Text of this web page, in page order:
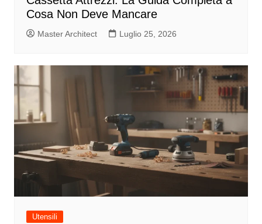
Cosa Non Deve Mancare
Master Architect Luglio 25, 2026
Utensili